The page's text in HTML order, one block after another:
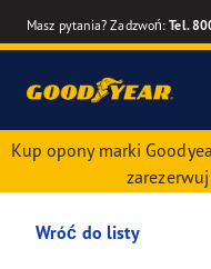
Masz pytania? Zadzwoń:Tel.
Kup opony marki
Wróć do listy